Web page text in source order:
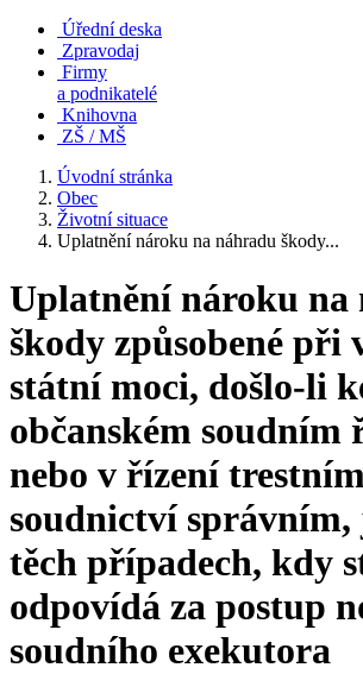
Úřední deska
Zpravodaj
Firmy
a podnikatelé
Knihovna
ZŠ / MŠ
Úvodní stránka
Obec
Životní situace
Uplatnění nároku na náhradu škody...
Uplatnění nároku na
škody způsobené při
státní moci, došlo-li
občanském soudním
nebo v řízení
soudnictví
těch případech, kdy
odpovídá za postup
soudního exekutora